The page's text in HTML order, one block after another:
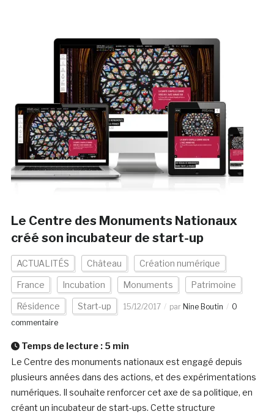
Le Centre des Monuments Nationaux
créé son incubateur de start-up
ACTUALITÉS Château Création numérique
France Incubation Monuments Patrimoine
Résidence Start-up 15/12/2017 par Nine Boutin
0
commentaire
Temps de lecture : 5 min
Le Centre des monuments nationaux est engagé depuis
plusieurs années dans des actions, et des expérimentations
numériques. Il souhaite renforcer cet axe de sa politique, en
créant un incubateur de start-ups. Cette structure